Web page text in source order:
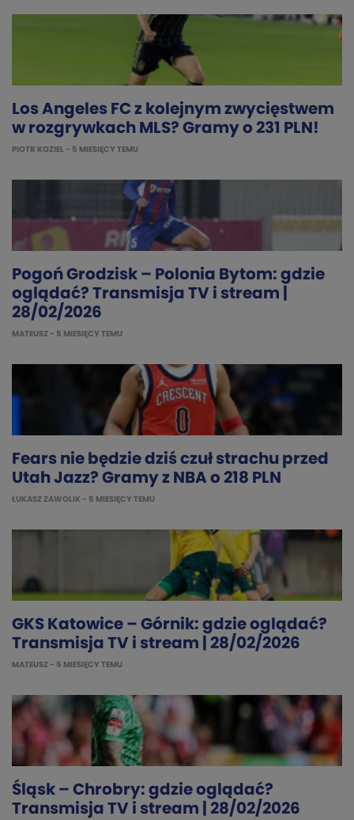
Los Angeles FC z kolejnym zwycięstwem
w rozgrywkach MLS? Gramy o 231 PLN!
PIOTR KOZIEL - 5 MIESIĘCY TEMU
Pogoń Grodzisk – Polonia Bytom: gdzie
oglądać? Transmisja TV i stream |
28/02/2026
MATEUSZ - 5 MIESIĘCY TEMU
Fears nie będzie dziś czuł strachu przed
Utah Jazz? Gramy z NBA o 218 PLN
ŁUKASZ ZAWOLIK - 5 MIESIĘCY TEMU
GKS Katowice – Górnik: gdzie oglądać?
Transmisja TV i stream | 28/02/2026
MATEUSZ - 5 MIESIĘCY TEMU
Śląsk – Chrobry: gdzie oglądać?
Transmisja TV i stream | 28/02/2026